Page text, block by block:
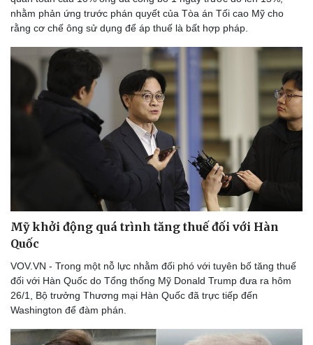
Bóng đá
Lịch thi đấu bóng đá
Thế giới thể thao
eSports
Hậu trường
Ô tô
Xe máy
nhằm phản ứng trước phán quyết của Tòa án Tối cao Mỹ cho
rằng cơ chế ông sử dụng để áp thuế là bất hợp pháp.
Mỹ khởi động quá trình tăng thuế đối với Hàn
Quốc
VOV.VN - Trong một nỗ lực nhằm đối phó với tuyên bố tăng thuế
đối với Hàn Quốc do Tổng thống Mỹ Donald Trump đưa ra hôm
26/1, Bộ trưởng Thương mại Hàn Quốc đã trực tiếp đến
Washington để đàm phán.